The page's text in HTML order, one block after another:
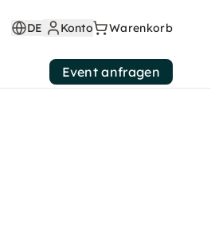
DE Konto Warenkorb
Event anfragen